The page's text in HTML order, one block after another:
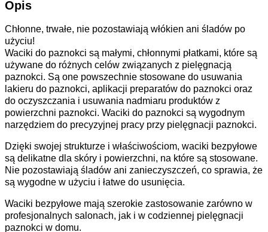
Opis
Chłonne, trwałe, nie pozostawiają włókien ani śladów po
użyciu!
Waciki do paznokci są małymi, chłonnymi płatkami, które są
używane do różnych celów związanych z pielęgnacją
paznokci. Są one powszechnie stosowane do usuwania
lakieru do paznokci, aplikacji preparatów do paznokci oraz
do oczyszczania i usuwania nadmiaru produktów z
powierzchni paznokci. Waciki do paznokci są wygodnym
narzędziem do precyzyjnej pracy przy pielęgnacji paznokci.
Dzięki swojej strukturze i właściwościom, waciki bezpyłowe
są delikatne dla skóry i powierzchni, na które są stosowane.
Nie pozostawiają śladów ani zanieczyszczeń, co sprawia, że
są wygodne w użyciu i łatwe do usunięcia.
Waciki bezpyłowe mają szerokie zastosowanie zarówno w
profesjonalnych salonach, jak i w codziennej pielęgnacji
paznokci w domu.